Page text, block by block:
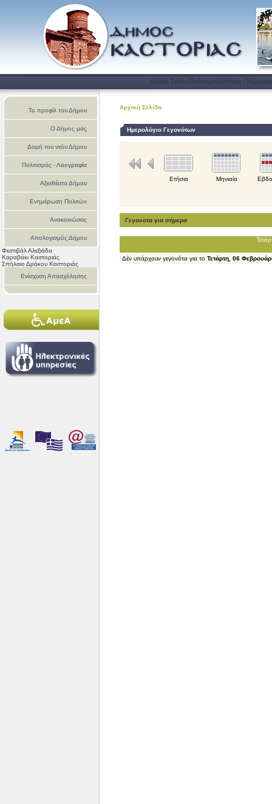
Αρχική ΣελίδαΣύνδεσμοιΧρήσιμες
Το προφίλ του Δήμου
Ο Δήμος μας
Δομή του νεόυ Δήμου
Πολιτισμός - Λαογραφία
Αξιοθέατα Δήμου
Ενημέρωση Πολιτών
Ανακοινώσεις
Απολογισμός Δήμου
Καστοριάς
Φεστιβάλ Αλεξιάδα
Καραβάκι Καστοριάς
Σπήλαιο Δράκου Καστοριάς
Ενίσχυση Απασχόλησης
Αρχική Σελίδα
Ημερολόγιο Γεγονότων
Ετήσια Μηνιαία
Γεγονοτα για σήμερα
Δέν υπάρχουν γεγονότα για το Τετάρτη, 06